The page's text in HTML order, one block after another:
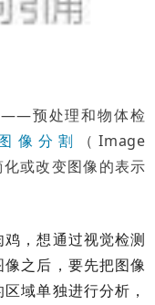
——预处理和物体检
像分割
（Image
或改变图像的表示
，想通过视觉检测
之后，要先把图像
域单独进行分析，